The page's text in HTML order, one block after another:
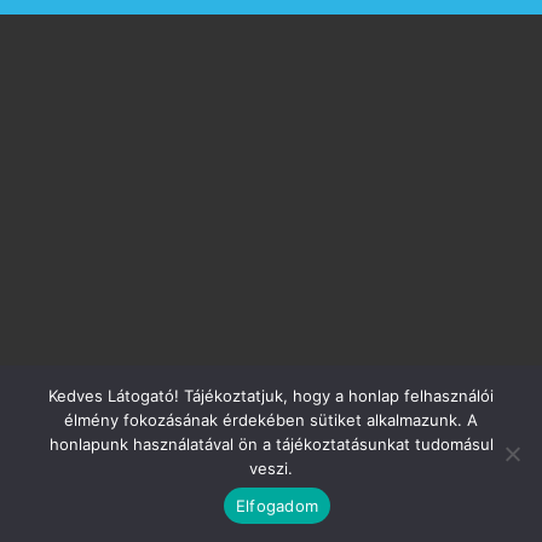
Kedves Látogató! Tájékoztatjuk, hogy a honlap felhasználói
élmény fokozásának érdekében sütiket alkalmazunk. A
honlapunk használatával ön a tájékoztatásunkat tudomásul
veszi.
Elfogadom